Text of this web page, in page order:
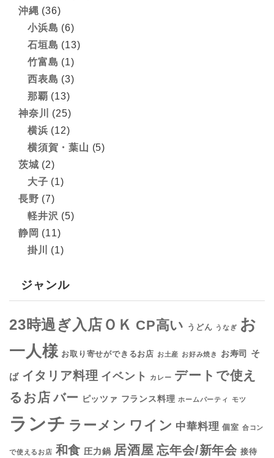
沖縄 (36)
小浜島 (6)
石垣島 (13)
竹富島 (1)
西表島 (3)
那覇 (13)
神奈川
(25)
横浜 (12)
横須賀・葉山 (5)
茨城 (2)
大子 (1)
長野 (7)
軽井沢 (5)
静岡 (11)
掛川
(1)
ジャンル
23時過ぎ入店ＯＫ CP高い うどん うなぎ お
一人様 お取り寄せができるお店 お土産 お好み焼き お寿司 そ
ば イタリア料理 イベント カレー デートで使え
るお店 バー ピッツァ フランス料理 ホームパーティ モツ
ランチ ラーメン ワイン 中華料理 個室 合コン
で使えるお店 和食 圧力鍋 居酒屋 忘年会/新年会 接待